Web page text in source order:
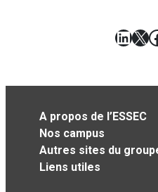
X
A propos de l’ESSEC
Nos campus
Autres sites du
Liens utiles